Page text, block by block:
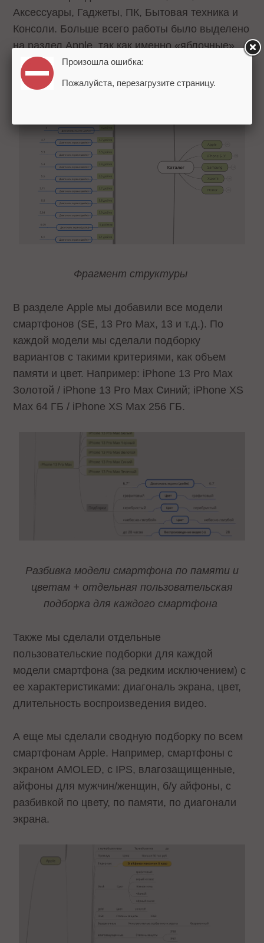
Аксессуары, Гаджеты, ПК, Бытовая техника и
Консоли. Больше всего работы было выделено
на раздел Apple, так как именно «яблочные»
смартфоны преобладают в интернет-магазине.
Фрагмент структуры
В разделе Apple мы добавили все модели
смартфонов (SE, 13 Pro Max, 13 и т.д.). По
каждой модели мы сделали подборку
вариантов с такими критериями, как объем
памяти и цвет. Например: iPhone 13 Pro Max
Золотой / iPhone 13 Pro Max Синий; iPhone XS
Max 64 ГБ / iPhone XS Max 256 ГБ.
Разбивка модели смартфона по памяти и
цветам + отдельная пользовательская
подборка для каждого смартфона
Также мы сделали отдельные
пользовательские подборки для каждой
модели смартфона (за редким исключением) с
ее характеристиками: диагональ экрана, цвет,
длительность воспроизведения видео.
А еще мы сделали сводную подборку по всем
смартфонам Apple. Например, смартфоны с
экраном AMOLED, c IPS, влагозащищенные,
айфоны для мужчин/женщин, б/у айфоны, с
разбивкой по цвету, по памяти, по диагонали
экрана.
Произошла ошибка:
Пожалуйста, перезагрузите страницу.